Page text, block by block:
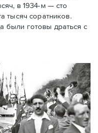
в 1934-м — сто
тысяч соратников.
были готовы драться с